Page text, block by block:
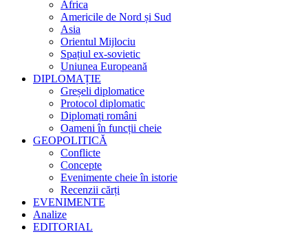
Africa
Americile de Nord și Sud
Asia
Orientul Mijlociu
Spațiul ex-sovietic
Uniunea Europeană
DIPLOMAȚIE
Greșeli diplomatice
Protocol diplomatic
Diplomați români
Oameni în funcții cheie
GEOPOLITICĂ
Conflicte
Concepte
Evenimente cheie în istorie
Recenzii cărți
EVENIMENTE
Analize
EDITORIAL